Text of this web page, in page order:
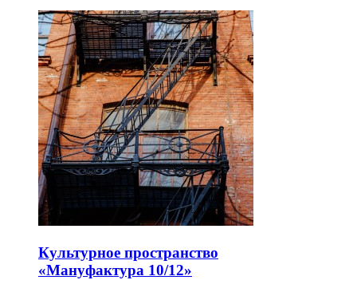
Культурное пространство
«Мануфактура 10/12»